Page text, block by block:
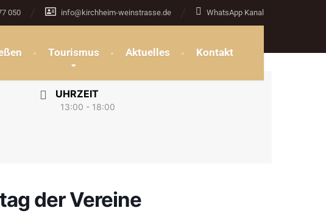
050 info@kirchheim-weinstrasse.de WhatsApp Kanal
Tourismus Aktuelles Kontakt
UHRZEIT
13:00 - 18:00
der Vereine